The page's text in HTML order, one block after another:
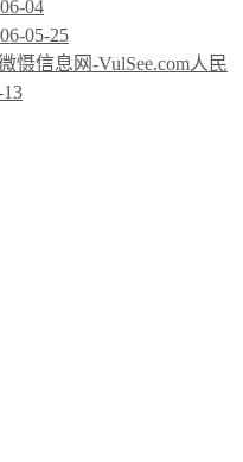
04
05-25
人民
13